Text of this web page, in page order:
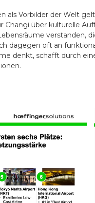
als Vorbilder der Welt
über kulturelle
dagegen oft an
denkt, schafft durch